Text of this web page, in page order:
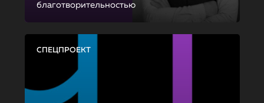
благотворительностью
СПЕЦПРОЕКТ